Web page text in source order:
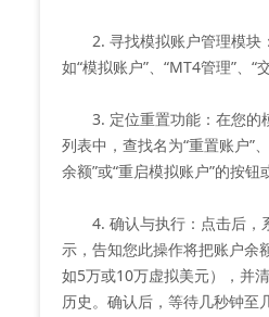
2. 寻找模拟账户管理模块
如“模拟账户”、“MT4管理”、“
3. 定位重置功能：在您的
列表中，查找名为“重置账户”
余额”或“重启模拟账户”的按钮
4. 确认与执行：点击后，
示，告知您此操作将把账户余
如5万或10万虚拟美元），并
历史。确认后，等待几秒钟至